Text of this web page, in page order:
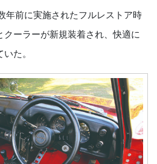
前に実施されたフルレストア時
ーラーが新規装着され、快適に
た。